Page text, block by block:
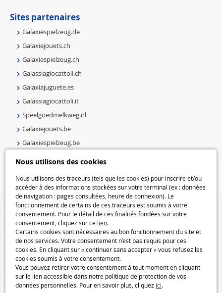
Nous utilisons des cookies
Nous utilisons des traceurs (tels que les cookies) pour inscrire et/ou
accéder à des informations stockées sur votre terminal (ex : données
de navigation : pages consultées, heure de connexion). Le
fonctionnement de certains de ces traceurs est soumis à votre
consentement. Pour le détail de ces finalités fondées sur votre
consentement, cliquez sur ce lien.
Certains cookies sont nécessaires au bon fonctionnement du site et
de nos services. Votre consentement n’est pas requis pour ces
cookies. En cliquant sur « continuer sans accepter » vous refusez les
cookies soumis à votre consentement.
Vous pouvez retirer votre consentement à tout moment en cliquant
sur le lien accessible dans notre politique de protection de vos
données personnelles. Pour en savoir plus, cliquez ici.
Sites partenaires
Galaxiespielzeug.de
Galaxiejouets.ch
Galaxiespielzeug.ch
Galassiagiocattoli.ch
Galaxiajuguete.es
Galassiagiocattoli.it
Speelgoedmelkweg.nl
Galaxiejouets.be
Galaxiespielzeug.be